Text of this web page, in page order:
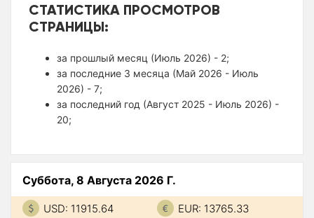
СТАТИСТИКА ПРОСМОТРОВ
СТРАНИЦЫ:
за прошлый месяц (Июль 2026) - 2;
за последние 3 месяца (Май 2026 - Июль
2026) - 7;
за последний год (Август 2025 - Июль 2026) -
20;
Суббота, 8 Августа 2026 Г.
USD: 11915.64 EUR: 13765.33